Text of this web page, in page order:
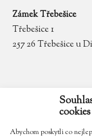
cookies
Abychom poskytli co
Zámek Třebešice
Třebešice 1
257 26 Třebešice u
602 354 467